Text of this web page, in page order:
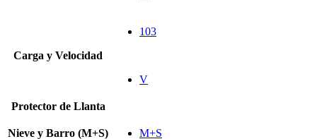
Carga y Velocidad
103
V
Protector de Llanta
Nieve y Barro (M+S) M+S